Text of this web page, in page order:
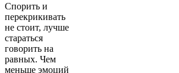
Спорить и
перекрикивать
не стоит, лучше
стараться
говорить на
равных. Чем
меньше эмоций